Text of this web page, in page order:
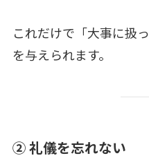
これだけで「大事に扱
を与えられます。
② 礼儀を忘れない